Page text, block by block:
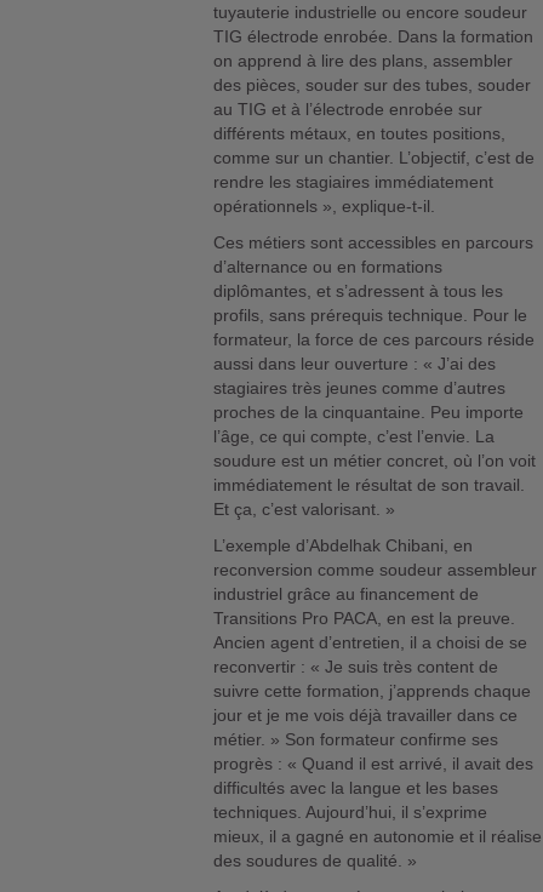
tuyauterie industrielle ou encore soudeur
TIG électrode enrobée. Dans la formation
on apprend à lire des plans, assembler
des pièces, souder sur des tubes, souder
au TIG et à l’électrode enrobée sur
différents métaux, en toutes positions,
comme sur un chantier. L’objectif, c’est de
rendre les stagiaires immédiatement
opérationnels », explique-t-il.
Ces métiers sont accessibles en parcours
d’alternance ou en formations
diplômantes, et s’adressent à tous les
profils, sans prérequis technique. Pour le
formateur, la force de ces parcours réside
aussi dans leur ouverture : « J’ai des
stagiaires très jeunes comme d’autres
proches de la cinquantaine. Peu importe
l’âge, ce qui compte, c’est l’envie. La
soudure est un métier concret, où l’on voit
immédiatement le résultat de son travail.
Et ça, c’est valorisant. »
L’exemple d’Abdelhak Chibani, en
reconversion comme soudeur assembleur
industriel grâce au financement de
Transitions Pro PACA, en est la preuve.
Ancien agent d’entretien, il a choisi de se
reconvertir : « Je suis très content de
suivre cette formation, j’apprends chaque
jour et je me vois déjà travailler dans ce
métier. » Son formateur confirme ses
progrès : « Quand il est arrivé, il avait des
difficultés avec la langue et les bases
techniques. Aujourd’hui, il s’exprime
mieux, il a gagné en autonomie et il réalise
des soudures de qualité. »